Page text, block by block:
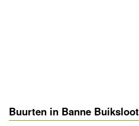
Buurten in Banne Buiksloot